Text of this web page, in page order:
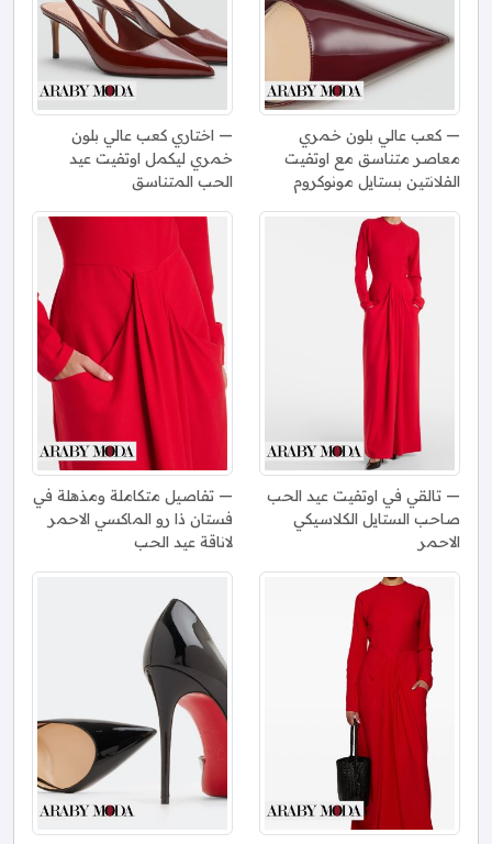
كعب عالي بلون خمري
معاصر متناسق مع اوتفيت
الفلانتين بستايل مونوكروم
اختاري كعب عالي بلون
خمري ليكمل اوتفيت عيد
الحب المتناسق
تالقي في اوتفيت عيد الحب
صاحب الستايل الكلاسيكي
الاحمر
تفاصيل متكاملة ومذهلة في
فستان ذا رو الماكسي الاحمر
لاناقة عيد الحب